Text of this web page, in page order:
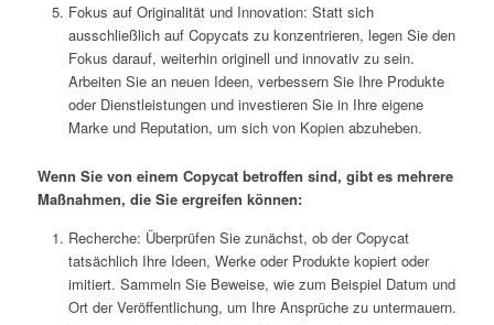
Fokus auf Originalität und Innovation: Statt sich
ausschließlich auf Copycats zu konzentrieren, legen Sie den
Fokus darauf, weiterhin originell und innovativ zu sein.
Arbeiten Sie an neuen Ideen, verbessern Sie Ihre Produkte
oder Dienstleistungen und investieren Sie in Ihre eigene
Marke und Reputation, um sich von Kopien abzuheben.
Wenn Sie von einem Copycat betroffen sind, gibt es mehrere
Maßnahmen, die Sie ergreifen können:
Recherche: Überprüfen Sie zunächst, ob der Copycat
tatsächlich Ihre Ideen, Werke oder Produkte kopiert oder
imitiert. Sammeln Sie Beweise, wie zum Beispiel Datum und
Ort der Veröffentlichung, um Ihre Ansprüche zu untermauern.